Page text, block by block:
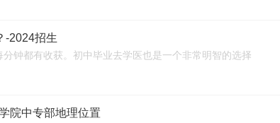
-2024招生
钟都有收获。初中毕业去学医也是一个非常明智的选择
院中专部地理位置